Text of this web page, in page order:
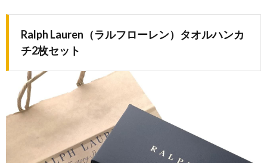
Ralph Lauren（ラルフローレン）タオルハンカ
チ2枚セット